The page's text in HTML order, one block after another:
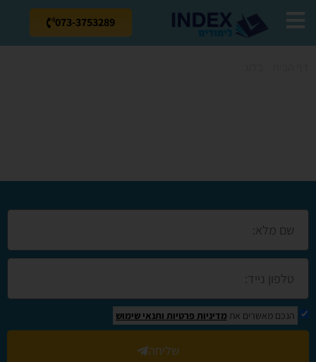
073-3753289
הנכם מאשרים את מדיניות פרטיות ותנאי שימוש
שליחה